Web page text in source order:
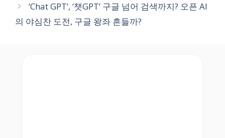
‘Chat GPT’, ‘챗GPT’ 구글 넘어 검색까지? 오픈 AI
의 야심찬 도전, 구글 왕좌 흔들까?